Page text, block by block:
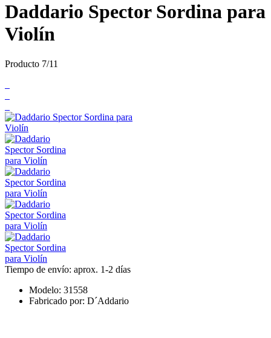
Daddario Spector Sordina para
Violín
Producto 7/11
Tiempo de envío: aprox. 1-2 días
Modelo: 31558
Fabricado por: D´Addario